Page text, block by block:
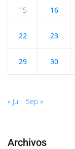
15 16
22 23
29 30
« Jul Sep »
Archivos